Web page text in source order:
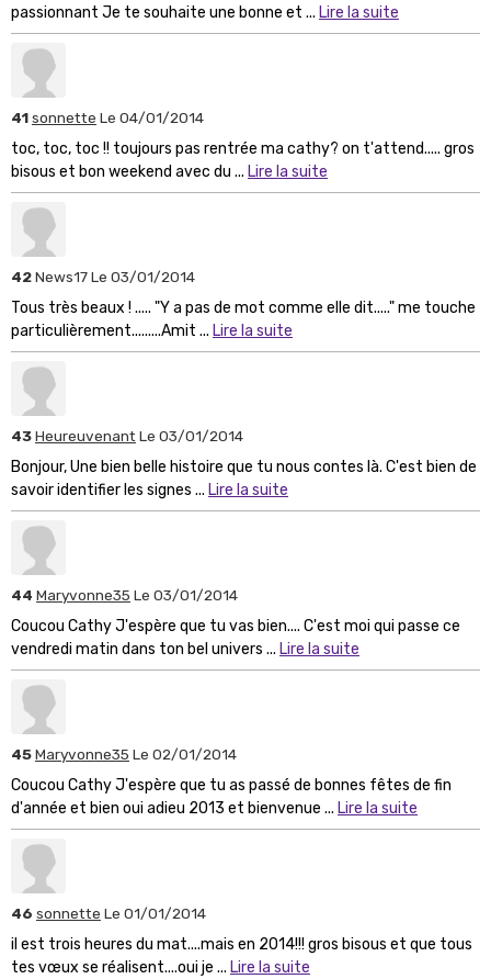
passionnant Je te souhaite une bonne et ... Lire la suite
41sonnette Le 04/01/2014
toc, toc, toc !! toujours pas rentrée ma cathy? on t'attend..... gros
bisous et bon weekend avec du ... Lire la suite
42News17Le 03/01/2014
Tous très beaux ! ..... "Y a pas de mot comme elle dit....." me touche
particulièrement.........Amit ... Lire la suite
43Heureuvenant Le 03/01/2014
Bonjour, Une bien belle histoire que tu nous contes là. C'est bien de
savoir identifier les signes ... Lire la suite
44 Maryvonne35 Le 03/01/2014
Coucou Cathy J'espère que tu vas bien.... C'est moi qui passe ce
vendredi matin dans ton bel univers ... Lire la suite
45Maryvonne35 Le 02/01/2014
Coucou Cathy J'espère que tu as passé de bonnes fêtes de fin
d'année et bien oui adieu 2013 et bienvenue ... Lire la suite
46 sonnette Le 01/01/2014
il est trois heures du mat....mais en 2014!!! gros bisous et que tous
tes vœux se réalisent....oui je ... Lire la suite